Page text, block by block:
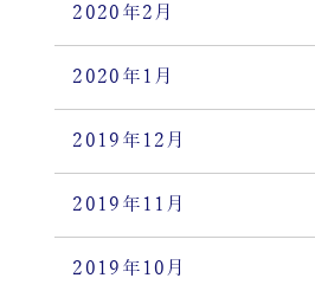
2020年2月
2020年1月
2019年12月
2019年11月
2019年10月